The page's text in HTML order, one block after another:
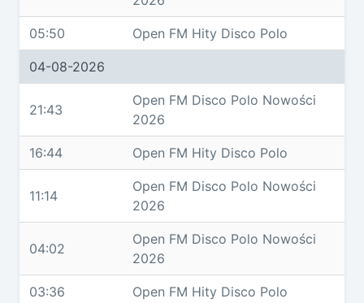
05:50 Open FM Hity Disco Polo
04-08-2026
21:43
Open FM Disco Polo Nowości
2026
16:44 Open FM Hity Disco Polo
11:14
Open FM Disco Polo Nowości
2026
04:02
Open FM Disco Polo Nowości
2026
03:36 Open FM Hity Disco Polo